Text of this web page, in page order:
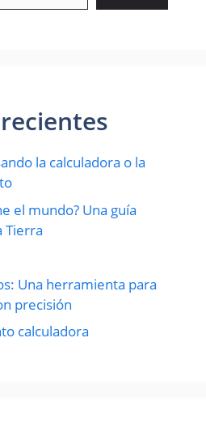
la calculadora o la
el mundo? Una guía
Tierra
Una herramienta para
precisión
calculadora